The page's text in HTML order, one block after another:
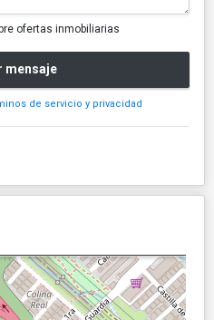
ofertas inmobiliarias
mensaje
de servicio y privacidad